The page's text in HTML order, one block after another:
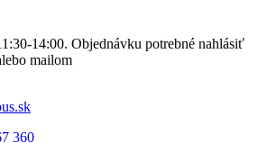
14:00. Objednávku potrebné nahlásiť
mailom
360